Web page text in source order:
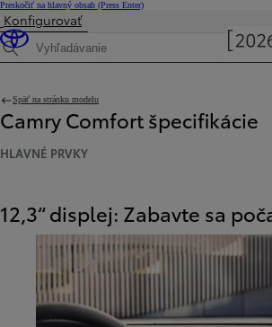
Preskočiť na hlavný obsah (Press Enter)
Cena je aktualizovaná Cena vašej konfigurácie je 40 990 €.
Konfigurovať
Hľadaná špecifikácia
Späť na stránku modelu
Camry Comfort špecifikácie
HLAVNÉ PRVKY
12,3“ displej: Zabavte sa